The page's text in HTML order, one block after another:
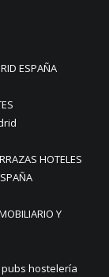
ESPAÑA
HOTELES
Y
hostelería